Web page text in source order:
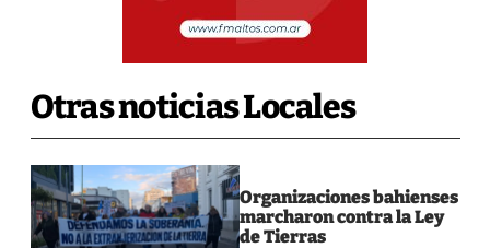
Otras noticias Locales
Organizaciones bahienses
marcharon contra la Ley
de Tierras